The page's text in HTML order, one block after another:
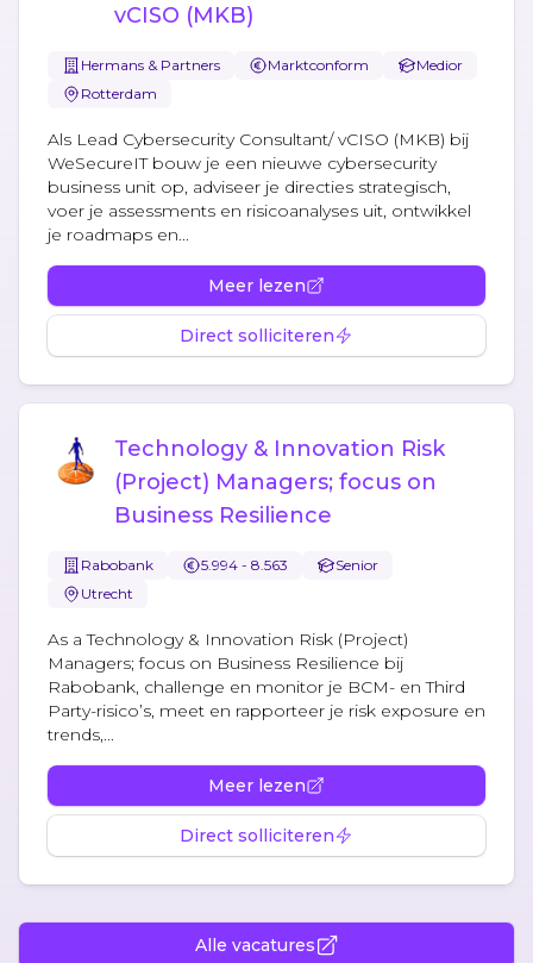
vCISO (MKB)
Hermans & Partners Marktconform
Medior
Rotterdam
Als Lead Cybersecurity Consultant/ vCISO (MKB) bij
WeSecureIT bouw je een nieuwe cybersecurity
business unit op, adviseer je directies strategisch,
voer je assessments en risicoanalyses uit, ontwikkel
je roadmaps en...
Meer lezen
Direct solliciteren
Technology & Innovation Risk
(Project) Managers; focus on
Business Resilience
Rabobank 5.994 - 8.563
Senior
Utrecht
As a Technology & Innovation Risk (Project)
Managers; focus on Business Resilience bij
Rabobank, challenge en monitor je BCM- en Third
Party-risico’s, meet en rapporteer je risk exposure en
trends,...
Meer lezen
Direct solliciteren
Alle vacatures